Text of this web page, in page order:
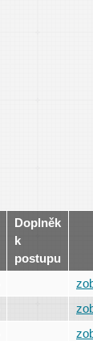
Doplněk
k
postupu